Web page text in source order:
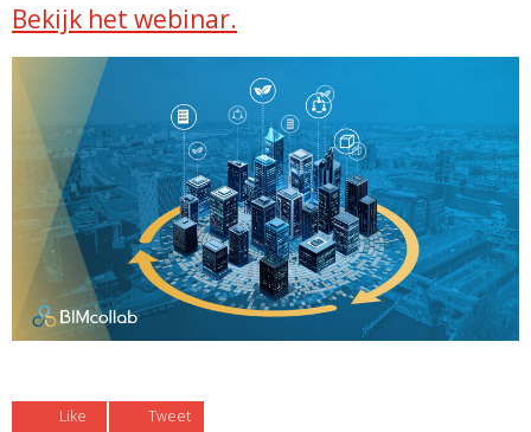
Bekijk het webinar.
Like Tweet